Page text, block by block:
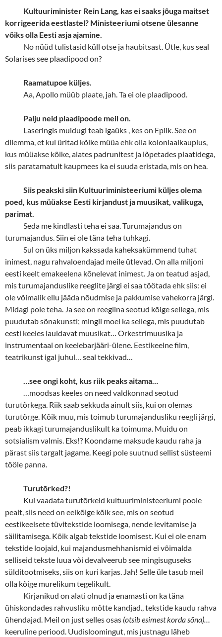
Kultuuriminister Rein Lang, kas ei saaks jõuga maitset
korrigeerida eestlastel? Ministeeriumi otsene ülesanne
võiks olla Eesti asja ajamine.
No nüüd tulistasid küll otse ja haubitsast. Ütle, kus seal
Solarises see plaadipood on?
Raamatupoe küljes.
Aa, Apollo müüb plaate, jah. Ta ei ole plaadipood.
Palju neid plaadipoode meil on.
Laseringis muidugi teab igaüks , kes on Eplik. See on
dilemma, et kui üritad kõike müüa ehk olla koloniaalkauplus,
kus müüakse kõike, alates padrunitest ja lõpetades plaatidega,
siis paratamatult kaupmees ka ei suuda eristada, mis on hea.
Siis peakski siin Kultuuriministeeriumi küljes olema
poed, kus müüakse Eesti kirjandust ja muusikat, valikuga,
parimat.
Seda me kindlasti teha ei saa. Turumajandus on
turumajandus. Siin ei ole täna teha tuhkagi.
Sul on üks miljon kakssada kaheksakümmend tuhat
inimest, nagu rahvaloendajad meile ütlevad. On alla miljoni
eesti keelt emakeelena kõnelevat inimest. Ja on teatud asjad,
mis turumajanduslike reeglite järgi ei saa töötada ehk siis: ei
ole võimalik ellu jääda nõudmise ja pakkumise vahekorra järgi.
Midagi pole teha. Ja see on reeglina seotud kõige sellega, mis
puudutab sõnakunsti; mingil moel ka sellega, mis puudutab
eesti keeles lauldavat muusikat… Orkestrimuusika ja
instrumentaal on keelebarjääri-ülene. Eestikeelne film,
teatrikunst igal juhul… seal tekkivad…
…see ongi koht, kus riik peaks aitama…
…moodsas keeles on need valdkonnad seotud
turutõrkega. Riik saab sekkuda ainult siis, kui on olemas
turutõrge. Kõik muu, mis toimub turumajandusliku reegli järgi,
peab ikkagi turumajanduslikult ka toimuma. Muidu on
sotsialism valmis. Eks!? Koondame maksude kaudu raha ja
pärast siis targalt jagame. Keegi pole suutnud sellist süsteemi
tööle panna.
Turutõrked?!
Kui vaadata turutõrkeid kultuuriministeeriumi poole
pealt, siis need on eelkõige kõik see, mis on seotud
eestikeelsete tüvitekstide loomisega, nende levitamise ja
säilitamisega. Kõik algab tekstide loomisest. Kui ei ole enam
tekstide loojaid, kui majandusmehhanismid ei võimalda
selliseid tekste luua või devalveerub see mingisuguseks
sülditootmiseks, siis on kuri karjas. Jah! Selle üle tasub meil
olla kõige murelikum tegelikult.
Kirjanikud on alati olnud ja enamasti on ka täna
ühiskondades rahvusliku mõtte kandjad., tekstide kaudu rahva
ühendajad. Meil on just selles osas (otsib esimest korda sõna)…
keeruline periood. Uudisloomingut, mis justnagu läheb